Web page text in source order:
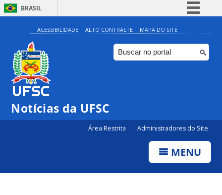
BRASIL
Simplifique!
Comunica BR
Participe
ACESSIBILIDADE ALTO CONTRASTE MAPA DO SITE
Notícias da UFSC
Área Restrita Administradores do Site
MENU